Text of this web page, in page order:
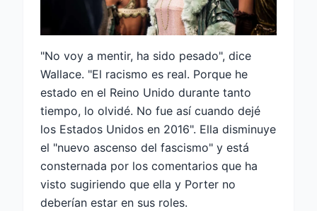
"No voy a mentir, ha sido pesado", dice
Wallace. "El racismo es real. Porque he
estado en el Reino Unido durante tanto
tiempo, lo olvidé. No fue así cuando dejé
los Estados Unidos en 2016". Ella disminuye
el "nuevo ascenso del fascismo" y está
consternada por los comentarios que ha
visto sugiriendo que ella y Porter no
deberían estar en sus roles.